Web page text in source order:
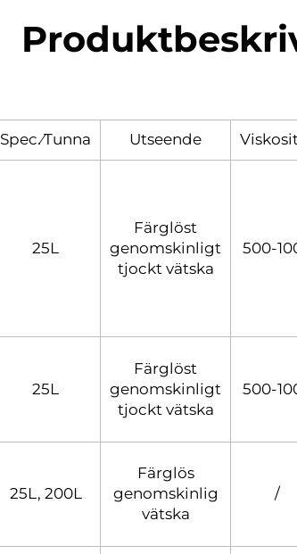
Spec.⁄Tunna Utseende
25L
Färglöst
genomskinligt
tjockt vätska
500-
25L
Färglöst
genomskinligt
tjockt vätska
500-
25L, 200L
Färglös
genomskinlig
vätska
/